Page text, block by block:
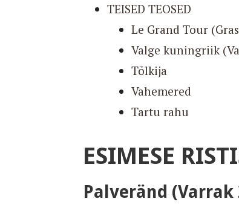
TEISED TEOSED
Le Grand Tour
Valge kuningriik
Tõlkija
Vahemered
Tartu rahu
ESIMESE
Palveränd (Varrak